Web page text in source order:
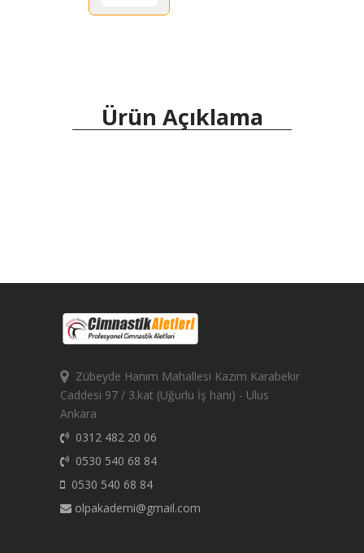
Ürün Açıklama
Zübeyde Hanım Mahallesi Kazım Karabekir
Caddesi 97 / 3.kat (Uğurlu İş hanı) - Ulus
Ankara
0312 482 20 06
0530 540 68 84
0530 540 68 84
olpakademi@gmail.com